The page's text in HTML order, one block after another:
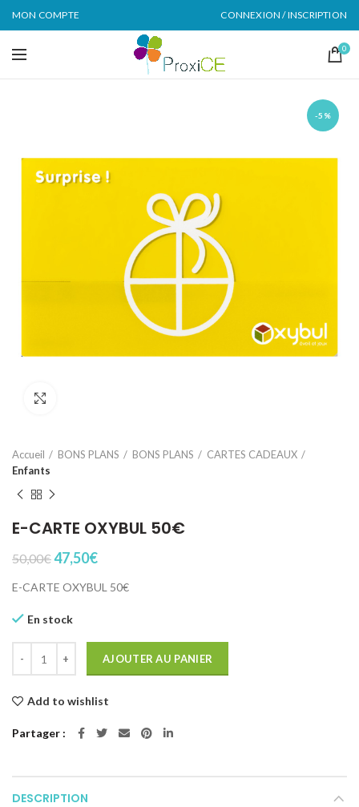
MON COMPTE CONNEXION / INSCRIPTION
0
-5%
Accueil BONS PLANS BONS PLANS
CARTES CADEAUX
Enfants
E-CARTE OXYBUL 50€
50,00€Le
initial
50,00€.
47,50€Le
actuel
E-CARTE OXYBUL 50€
En stock
AJOUTER AU PANIER
Add to wishlist
Partager
DESCRIPTION